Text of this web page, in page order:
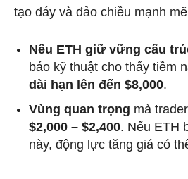
tạo đáy và đảo chiều mạnh
Nếu ETH giữ vững cấu
báo kỹ thuật cho thấy tiềm
dài hạn lên đến $8,000.
Vùng quan trọng mà
$2,000 – $2,400. Nếu ETH
này, động lực tăng giá có